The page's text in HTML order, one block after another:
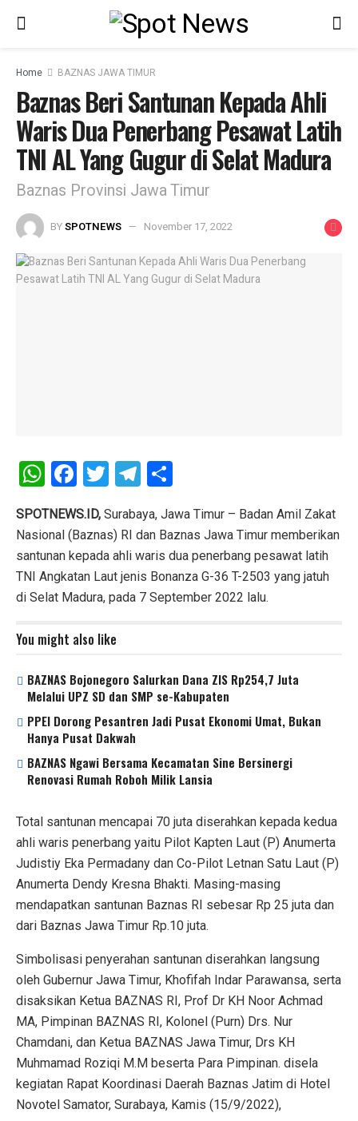
Home BAZNAS JAWA TIMUR
Baznas Beri Santunan Kepada Ahli
Waris Dua Penerbang Pesawat Latih
TNI AL Yang Gugur di Selat Madura
Baznas Provinsi Jawa Timur
BYSPOTNEWS November 17, 2022
W
h
at
s
A
p
p
F
a
ce
b
o
o
k
T
wi
tt
er
T
el
e
gr
a
m
ar
e
SPOTNEWS.ID, Surabaya, Jawa Timur – Badan Amil Zakat
Nasional (Baznas) RI dan Baznas Jawa Timur memberikan
santunan kepada ahli waris dua penerbang pesawat latih
TNI Angkatan Laut jenis Bonanza G-36 T-2503 yang jatuh
di Selat Madura, pada 7 September 2022 lalu.
You might also like
BAZNAS Bojonegoro Salurkan Dana ZIS Rp254,7 Juta
Melalui UPZ SD dan SMP se-Kabupaten
PPEI Dorong Pesantren Jadi Pusat Ekonomi Umat, Bukan
Hanya Pusat Dakwah
BAZNAS Ngawi Bersama Kecamatan Sine Bersinergi
Renovasi Rumah Roboh Milik Lansia
Total santunan mencapai 70 juta diserahkan kepada kedua
ahli waris penerbang yaitu Pilot Kapten Laut (P) Anumerta
Judistiy Eka Permadany dan Co-Pilot Letnan Satu Laut (P)
Anumerta Dendy Kresna Bhakti. Masing-masing
mendapatkan santunan Baznas RI sebesar Rp 25 juta dan
dari Baznas Jawa Timur Rp.10 juta.
Simbolisasi penyerahan santunan diserahkan langsung
oleh Gubernur Jawa Timur, Khofifah Indar Parawansa, serta
disaksikan Ketua BAZNAS RI, Prof Dr KH Noor Achmad
MA, Pimpinan BAZNAS RI, Kolonel (Purn) Drs. Nur
Chamdani, dan Ketua BAZNAS Jawa Timur, Drs KH
Muhmamad Roziqi M.M beserta Para Pimpinan. disela
kegiatan Rapat Koordinasi Daerah Baznas Jatim di Hotel
Novotel Samator, Surabaya, Kamis (15/9/2022),